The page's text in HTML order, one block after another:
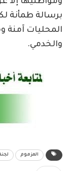
برسالة طمأنة
المحليات آمنة
والخدمي.
المزموم